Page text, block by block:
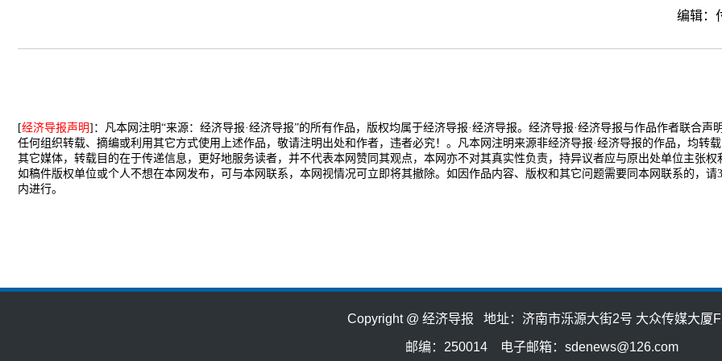
编辑：
[经济导报声明]：凡本网注明“来源：经济导报·经济导报”的所有作品，版权均属于经济导报·经济导报。经济导报·经济导报与作品作者联合声明
任何组织转载、摘编或利用其它方式使用上述作品，敬请注明出处和作者，违者必究！。凡本网注明来源非经济导报·经济导报的作品，均转载
其它媒体，转载目的在于传递信息，更好地服务读者，并不代表本网赞同其观点，本网亦不对其真实性负责，持异议者应与原出处单位主张权
如稿件版权单位或个人不想在本网发布，可与本网联系，本网视情况可立即将其撤除。如因作品内容、版权和其它问题需要同本网联系的，请
内进行。
Copyright @ 经济导报 地址：济南市泺源大街2号 大众传媒大厦
邮编：250014 电子邮箱：sdenews@126.com